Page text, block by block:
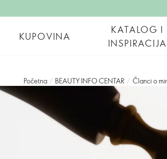
KUPOVINA
KATALOG I
INSPIRACIJA
Početna / BEAUTY INFO CENTAR / Članci o